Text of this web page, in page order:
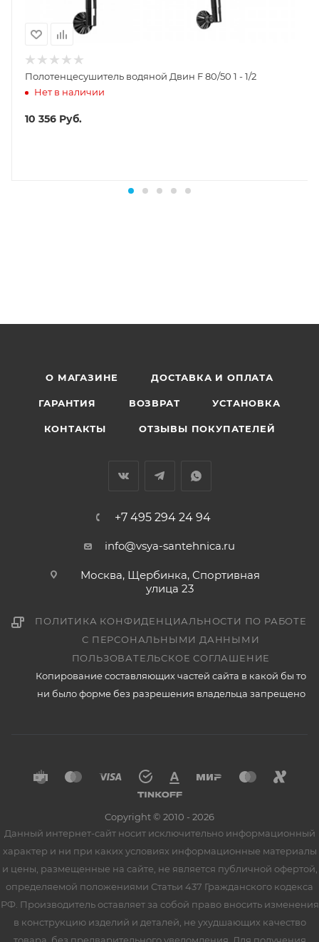
Полотенцесушитель водяной Двин F 80/50 1 - 1/2
Нет в наличии
10 356 Руб.
О МАГАЗИНЕ ДОСТАВКА И ОПЛАТА
ГАРАНТИЯ ВОЗВРАТ УСТАНОВКА
КОНТАКТЫ ОТЗЫВЫ ПОКУПАТЕЛЕЙ
+7 495 294 24 94
info@vsya-santehnica.ru
Москва, Щербинка, Спортивная
улица 23
ПОЛИТИКА КОНФИДЕНЦИАЛЬНОСТИ ПО РАБОТЕ
С ПЕРСОНАЛЬНЫМИ ДАННЫМИ
ПОЛЬЗОВАТЕЛЬСКОЕ СОГЛАШЕНИЕ
Копирование составляющих частей сайта в какой бы то
ни было форме без разрешения владельца запрещено
Copyright © 2010 - 2026
Данный интернет-сайт носит исключительно информационный
характер и ни при каких условиях информационные материалы
и цены, размещенные на сайте, не является публичной офертой,
определяемой положениями Статьи 437 Гражданского кодекса
РФ. Производитель оставляет за собой право вносить изменения
в конструкцию изделий и деталей, не ухудшающих качество